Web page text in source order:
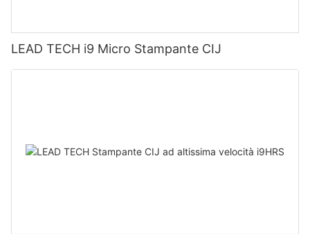
LEAD TECH i9 Micro Stampante CIJ